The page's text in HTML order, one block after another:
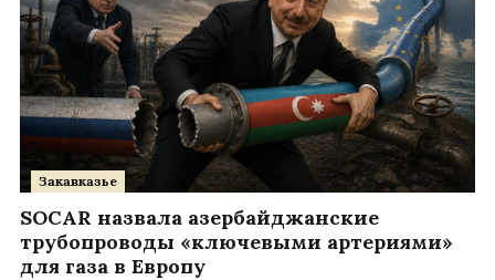
Закавказье
SOCAR назвала азербайджанские
трубопроводы «ключевыми артериями»
для газа в Европу